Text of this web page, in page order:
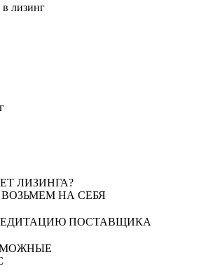
лизинг
ЛИЗИНГА?
НА СЕБЯ
ПОСТАВЩИКА